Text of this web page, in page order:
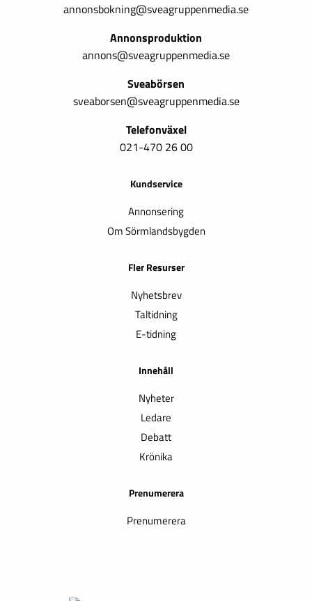
annonsbokning@sveagruppenmedia.se
Annonsproduktion
annons@sveagruppenmedia.se
Sveabörsen
sveaborsen@sveagruppenmedia.se
Telefonväxel
021-470 26 00
Kundservice
Annonsering
Om Sörmlandsbygden
Fler Resurser
Nyhetsbrev
Taltidning
E-tidning
Innehåll
Nyheter
Ledare
Debatt
Krönika
Prenumerera
Prenumerera